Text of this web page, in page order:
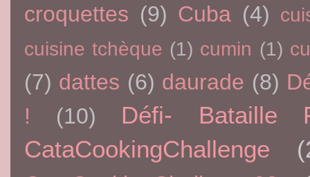
croquettes (9) Cuba (4)
cuisine tchèque (1) cumin (1)
(7) dattes (6) daurade (8)
!
(10)
Défi- Bataille
CataCookingChallenge